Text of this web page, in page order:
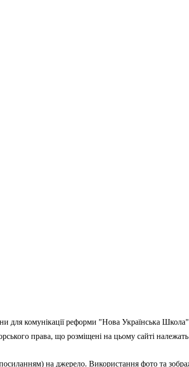
для комунікації реформи "Нова Українська Школа"
права, що розміщені на цьому сайті
на джерело. Використання фото та